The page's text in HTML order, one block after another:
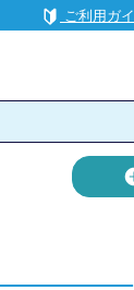
ご利用ガ